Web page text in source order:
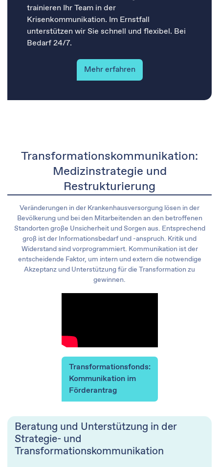
trainieren Ihr Team in der
Krisenkommunikation. Im Ernstfall
unterstützen wir Sie schnell und flexibel. Bei
Bedarf 24/7.
Mehr erfahren
Transformationskommunikation:
Medizinstrategie und
Restrukturierung​​
Veränderungen in der Krankenhausversorgung lösen in der
Bevölkerung und bei den Mitarbeitenden an den betroffenen
Standorten große Unsicherheit und Sorgen aus. Entsprechend
groß ist der Informationsbedarf und -anspruch. Kritik und
Widerstand sind vorprogrammiert. Kommunikation ist der
entscheidende Faktor, um intern und extern die notwendige
Akzeptanz und Unterstützung für die Transformation zu
gewinnen.
Transformationsfonds:
Kommunikation im
Förderantrag
Beratung und Unterstützung in der
Strategie- und
Transformationskommunikation